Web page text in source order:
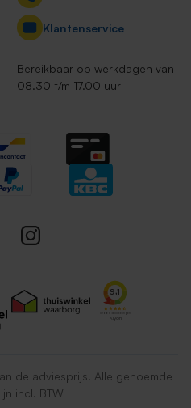
Klantenservice
Bereikbaar op werkdagen van
08.30 t/m 17.00 uur
de adviesprijs. Alle genoemde
incl. BTW